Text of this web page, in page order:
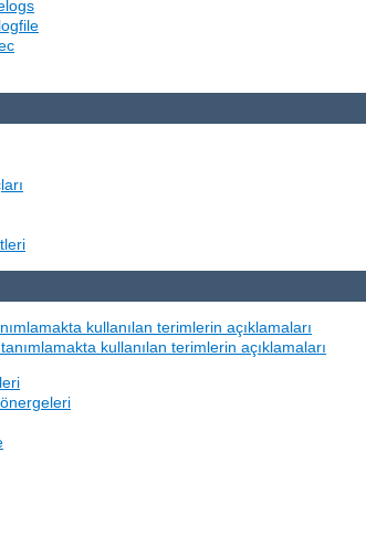
kullanılan terimlerin açıklamaları
kullanılan terimlerin açıklamaları